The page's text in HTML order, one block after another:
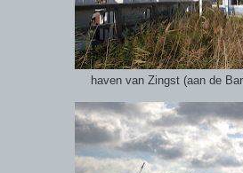
haven van Zingst (aan de